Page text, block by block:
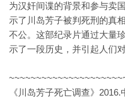
为汉奸间谍的背景和参与卖
示了川岛芳子被判死刑的真
不公。这部纪录片通过大量
示了一段历史，并引起人们
《川岛芳子死亡调查》